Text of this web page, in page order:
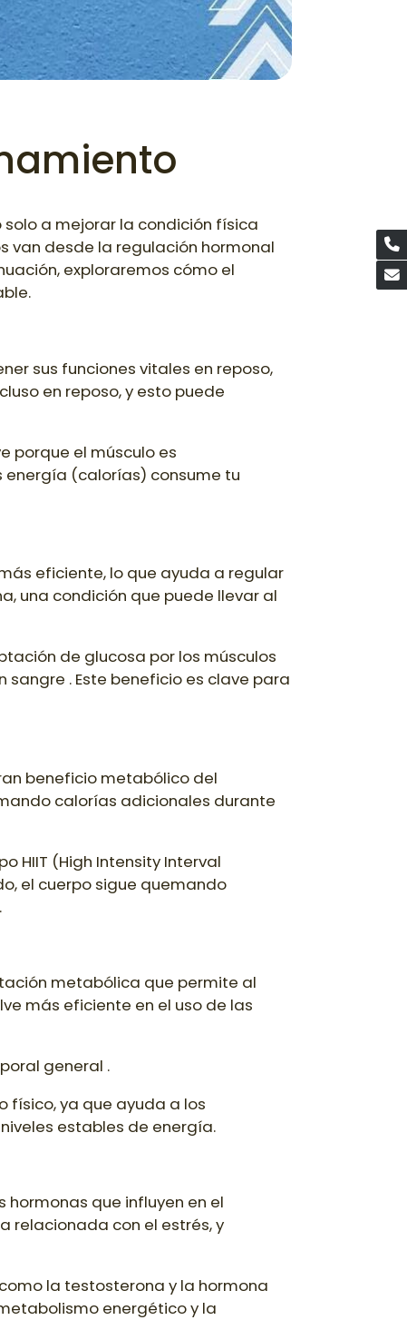
a mejorar la condición física
van desde la regulación hormonal
exploraremos cómo el
sus funciones vitales en reposo,
en reposo, y esto puede
porque el músculo es
(calorías) consume tu
eficiente, lo que ayuda a regular
una condición que puede llevar al
de glucosa por los músculos
sangre . Este beneficio es clave para
beneficio metabólico del
calorías adicionales durante
HIIT (High Intensity Interval
el cuerpo sigue quemando
metabólica que permite al
más eficiente en el uso de las
general .
físico, ya que ayuda a los
estables de energía.
que influyen en el
relacionada con el estrés, y
la testosterona y la hormona
energético y la